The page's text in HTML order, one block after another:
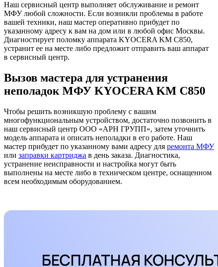
Наш сервисный центр выполняет обслуживание и ремонт
МФУ любой сложности. Если возникли проблемы в работе
вашей техники, наш мастер оперативно прибудет по
указанному адресу к вам на дом или в любой офис Москвы.
Диагностирует поломку аппарата KYOCERA KM C850,
устранит ее на месте либо предложит отправить ваш аппарат
в сервисный центр.
Вызов мастера для устранения
неполадок МФУ KYOCERA KM C850
Чтобы решить возникшую проблему с вашим
многофункциональным устройством, достаточно позвонить в
наш сервисный центр ООО «АРН ГРУПП», затем уточнить
модель аппарата и описать неполадки в его работе. Наш
мастер прибудет по указанному вами адресу для ремонта МФУ
или заправки картриджа в день заказа. Диагностика,
устранение неисправности и настройка могут быть
выполнены на месте либо в техническом центре, оснащенном
всем необходимым оборудованием.